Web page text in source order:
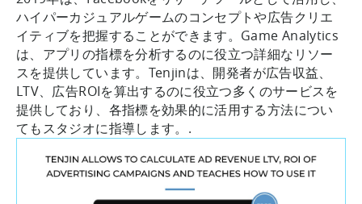
ハイパーカジュアルゲームのコンセプトや広告クリエ
イティブを把握することができます。Game Analytics
は、アプリの指標を分析するのに役立つ詳細なリソー
スを提供しています。Tenjinは、開発者が広告収益、
LTV、広告ROIを算出するのに役立つ多くのサービスを
提供しており、各指標を効果的に活用する方法につい
てもスタジオに指導します。.